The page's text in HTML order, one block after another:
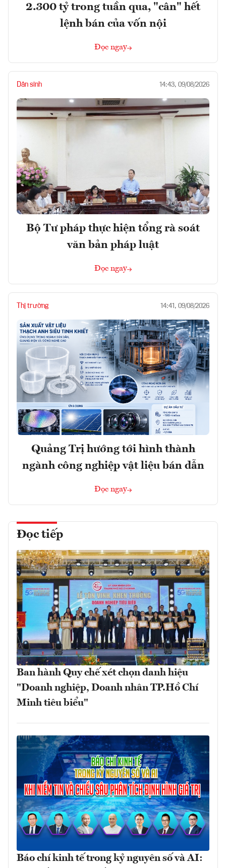
2.300 tỷ trong tuần qua, "cân" hết
lệnh bán của vốn nội
Đọc ngay
Dân sinh 14:43, 09/08/2026
Bộ Tư pháp thực hiện tổng rà soát
văn bản pháp luật
Đọc ngay
Thị trường 14:41, 09/08/2026
Quảng Trị hướng tới hình thành
ngành công nghiệp vật liệu bán dẫn
Đọc ngay
Đọc tiếp
Ban hành Quy chế xét chọn danh hiệu
"Doanh nghiệp, Doanh nhân TP.Hồ Chí
Minh tiêu biểu"
Báo chí kinh tế trong kỷ nguyên số và AI: